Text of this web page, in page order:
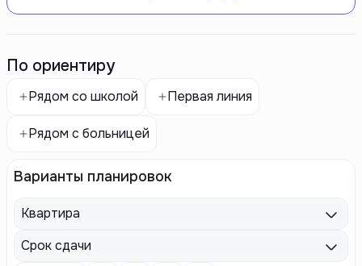
По ориентиру
Рядом со школой Первая линия
Рядом с больницей
Варианты планировок
Квартира
Срок сдачи